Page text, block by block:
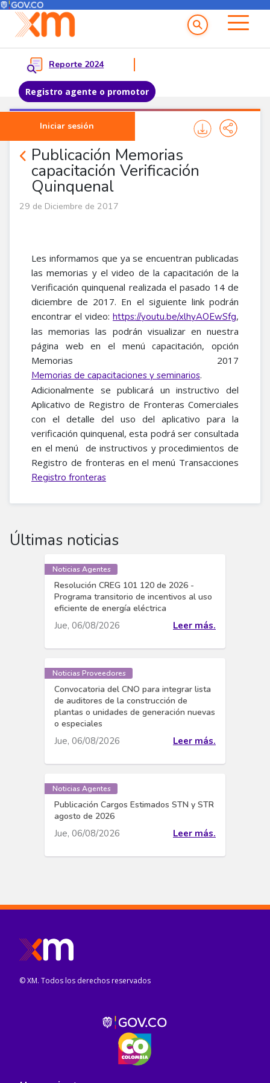
Pasar al contenido principal
Menú del Usuario
Reporte 2024
Registro agente o promotor
Iniciar sesión
Menu principal
Publicación Memorias
capacitación Verificación
Quinquenal
Noticias Agentes
29 de Diciembre de 2017
Les informamos que ya se encuentran publicadas
las memorias y el video de la capacitación de la
Verificación quinquenal realizada el pasado 14 de
diciembre de 2017. En el siguiente link podrán
encontrar el video: https://youtu.be/xlhyAOEwSfg,
las memorias las podrán visualizar en nuestra
página web en el menú capacitación, opción
Memorias 2017
Memorias de capacitaciones y seminarios.
Adicionalmente se publicará un instructivo del
Aplicativo de Registro de Fronteras Comerciales
con el detalle del uso del aplicativo para la
verificación quinquenal, esta podrá ser consultada
en el menú de instructivos y procedimientos de
Registro de fronteras en el menú Transacciones
Registro fronteras
Últimas noticias
Noticias Agentes
Resolución CREG 101 120 de 2026 -
Programa transitorio de incentivos al uso
eficiente de energía eléctrica
Jue, 06/08/2026 Leer más.
Noticias Proveedores
Convocatoria del CNO para integrar lista
de auditores de la construcción de
plantas o unidades de generación nuevas
o especiales
Jue, 06/08/2026 Leer más.
Noticias Agentes
Publicación Cargos Estimados STN y STR
agosto de 2026
Jue, 06/08/2026 Leer más.
© XM. Todos los derechos reservados